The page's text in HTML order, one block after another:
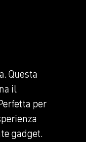
Questa
il
per
gadget.